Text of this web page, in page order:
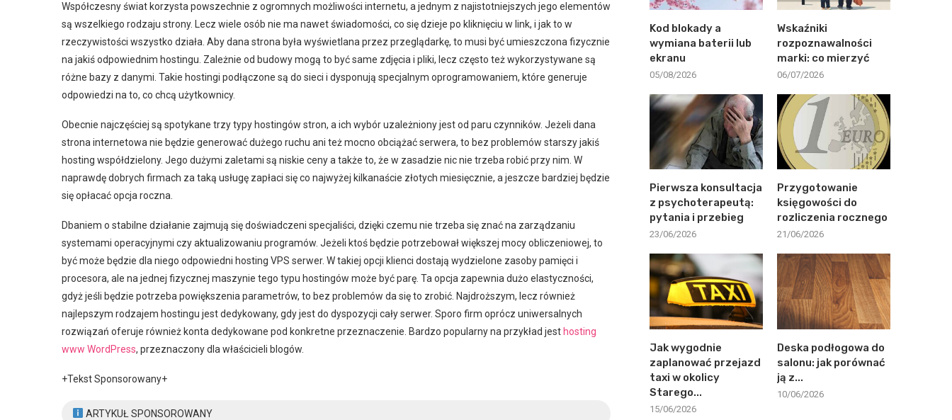
Współczesny świat korzysta powszechnie z ogromnych możliwości internetu, a jednym z najistotniejszych jego elementów
są wszelkiego rodzaju strony. Lecz wiele osób nie ma nawet świadomości, co się dzieje po kliknięciu w link, i jak to w
rzeczywistości wszystko działa. Aby dana strona była wyświetlana przez przeglądarkę, to musi być umieszczona fizycznie
na jakiś odpowiednim hostingu. Zależnie od budowy mogą to być same zdjęcia i pliki, lecz często też wykorzystywane są
różne bazy z danymi. Takie hostingi podłączone są do sieci i dysponują specjalnym oprogramowaniem, które generuje
odpowiedzi na to, co chcą użytkownicy.
Obecnie najczęściej są spotykane trzy typy hostingów stron, a ich wybór uzależniony jest od paru czynników. Jeżeli dana
strona internetowa nie będzie generować dużego ruchu ani też mocno obciążać serwera, to bez problemów starszy jakiś
hosting współdzielony. Jego dużymi zaletami są niskie ceny a także to, że w zasadzie nic nie trzeba robić przy nim. W
naprawdę dobrych firmach za taką usługę zapłaci się co najwyżej kilkanaście złotych miesięcznie, a jeszcze bardziej będzie
się opłacać opcja roczna.
Dbaniem o stabilne działanie zajmują się doświadczeni specjaliści, dzięki czemu nie trzeba się znać na zarządzaniu
systemami operacyjnymi czy aktualizowaniu programów. Jeżeli ktoś będzie potrzebował większej mocy obliczeniowej, to
być może będzie dla niego odpowiedni hosting VPS serwer. W takiej opcji klienci dostają wydzielone zasoby pamięci i
procesora, ale na jednej fizycznej maszynie tego typu hostingów może być parę. Ta opcja zapewnia dużo elastyczności,
gdyż jeśli będzie potrzeba powiększenia parametrów, to bez problemów da się to zrobić. Najdroższym, lecz również
najlepszym rodzajem hostingu jest dedykowany, gdy jest do dyspozycji cały serwer. Sporo firm oprócz uniwersalnych
rozwiązań oferuje również konta dedykowane pod konkretne przeznaczenie. Bardzo popularny na przykład jest hosting
www WordPress, przeznaczony dla właścicieli blogów.
+Tekst Sponsorowany+
ARTYKUŁ SPONSOROWANY
Kod blokady a
wymiana baterii lub
ekranu
05/08/2026
Wskaźniki
rozpoznawalności
marki: co mierzyć
06/07/2026
Pierwsza konsultacja
z psychoterapeutą:
pytania i przebieg
23/06/2026
Przygotowanie
księgowości do
rozliczenia rocznego
21/06/2026
Jak wygodnie
zaplanować przejazd
taxi w okolicy
Starego...
15/06/2026
Deska podłogowa do
salonu: jak porównać
ją z...
10/06/2026